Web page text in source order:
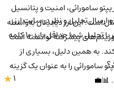
سامورائی، امنیت و پتانسیل
است. این ارز دیجیتال به‌واسطه
پیشرفته توانسته است
به همین دلیل، بسیاری از
سامورائی را به عنوان یک گزینه
تحلیل و نظر در سایت ارز
دیجیتال رایگان هدیه بگیرید. نظر یا تحلیل شما حداقل باید ۱۰ کلمه